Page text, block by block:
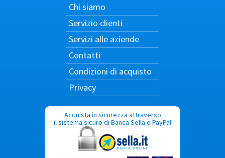
Chi siamo
Servizio clienti
Servizi alle aziende
Contatti
Condizioni di acquisto
Privacy
Acquista in sicurezza attraverso
il sistema sicuro di Banca Sella e PayPal